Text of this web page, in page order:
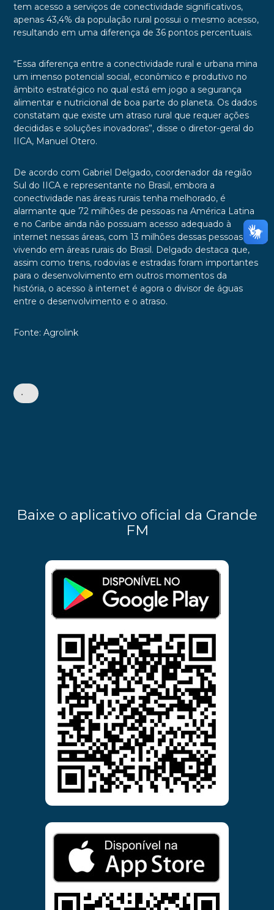
tem acesso a serviços de conectividade significativos,
apenas 43,4% da população rural possui o mesmo acesso,
resultando em uma diferença de 36 pontos percentuais.
“Essa diferença entre a conectividade rural e urbana mina
um imenso potencial social, econômico e produtivo no
âmbito estratégico no qual está em jogo a segurança
alimentar e nutricional de boa parte do planeta. Os dados
constatam que existe um atraso rural que requer ações
decididas e soluções inovadoras”, disse o diretor-geral do
IICA, Manuel Otero.
De acordo com Gabriel Delgado, coordenador da região
Sul do IICA e representante no Brasil, embora a
conectividade nas áreas rurais tenha melhorado, é
alarmante que 72 milhões de pessoas na América Latina
e no Caribe ainda não possuam acesso adequado à
internet nessas áreas, com 13 milhões dessas pessoas
vivendo em áreas rurais do Brasil. Delgado destaca que,
assim como trens, rodovias e estradas foram importantes
para o desenvolvimento em outros momentos da
história, o acesso à internet é agora o divisor de águas
entre o desenvolvimento e o atraso.
Fonte: Agrolink
•
Baixe o aplicativo oficial da Grande
FM